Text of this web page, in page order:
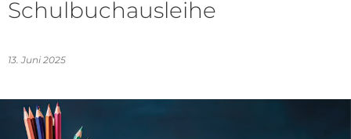
Schulbuchausleihe
13. Juni 2025